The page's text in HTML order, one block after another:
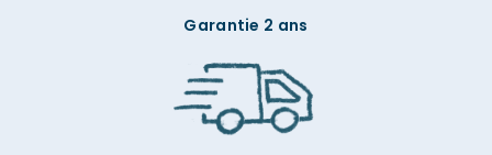
Garantie 2 ans